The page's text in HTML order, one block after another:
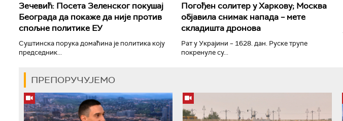
Зечевић: Посета Зеленског покушај
Београда да покаже да није против
спољне политике ЕУ
Суштинска порука домаћина је политика коју
председник...
Погођен солитер у Харкову; Москва
објавила снимак напада – мете
складишта дронова
Рат у Украјини – 1628. дан. Руске трупе
покренуле су...
ПРЕПОРУЧУЈЕМО